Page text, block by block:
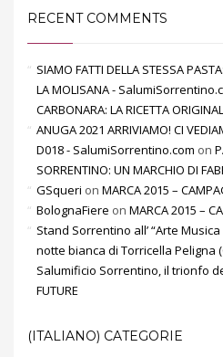
RECENT COMMENTS
SIAMO FATTI DELLA STESSA
LA MOLISANA -
CARBONARA: LA RICETTA
ANUGA 2021 ARRIVIAMO! CI
D018 - SalumiSorrentino.com on
SORRENTINO: UN MARCHIO DI
GSqueri on MARCA 2015 –
BolognaFiere on MARCA 2015 –
Stand Sorrentino all’ “Arte
notte bianca di Torricella Peligna
Salumificio Sorrentino, il trionfo
FUTURE
(ITALIANO) CATEGORIE